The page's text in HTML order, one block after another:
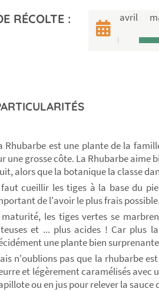
RÉCOLTE : avril
Rhubarbe est une plante de la
une grosse côte. La Rhubarbe aime
alors que la botanique la classe
cueillir les tiges à la base du
de l'avoir le plus frais possible.
les tiges vertes se
et ... plus acides ! Car plus
une plante bien
n'oublions pas que la rhubarbe
et légèrement caramélisés avec
ou en jus pour relever la sauce